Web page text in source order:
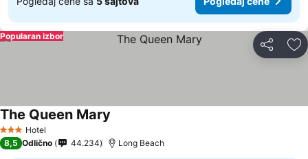
Deli
Popularan izbor
3 Zvezdice
Hotel
The Queen Mary
8,5 Odlično 44.234 Long Beach